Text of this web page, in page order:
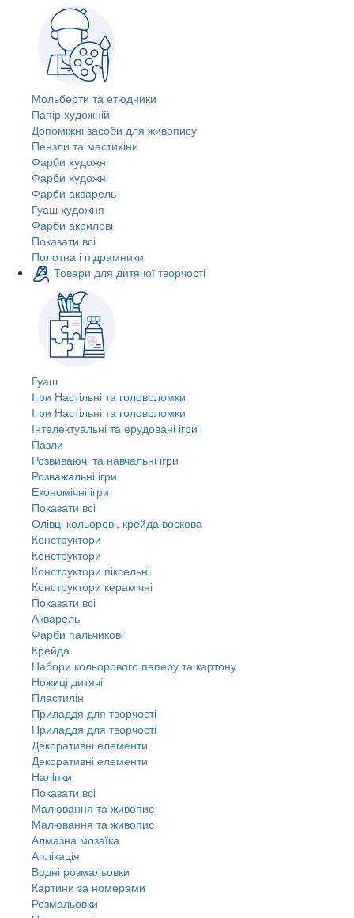
Мольберти та етюдники
Папір художній
Допоміжні засоби для живопису
Пензли та мастихіни
Фарби художні
Фарби художні
Фарби акварель
Гуаш художня
Фарби акрилові
Показати всі
Полотна і підрамники
Товари для дитячої творчості
Гуаш
Ігри Настільні та головоломки
Ігри Настільні та головоломки
Інтелектуальні та ерудовані ігри
Пазли
Розвиваючі та навчальні ігри
Розважальні ігри
Економічні ігри
Показати всі
Олівці кольорові, крейда воскова
Конструктори
Конструктори
Конструктори піксельні
Конструктори керамічні
Показати всі
Акварель
Фарби пальчикові
Крейда
Набори кольорового паперу та картону
Ножиці дитячі
Пластилін
Приладдя для творчості
Приладдя для творчості
Декоративні елементи
Декоративні елементи
Налiпки
Показати всі
Малювання та живопис
Малювання та живопис
Алмазна мозаїка
Аплікація
Водні розмальовки
Картини за номерами
Розмальовки